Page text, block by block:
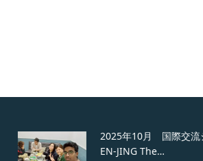
2025年10月 国際交流
EN-JING The…